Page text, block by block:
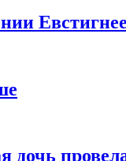
дочь